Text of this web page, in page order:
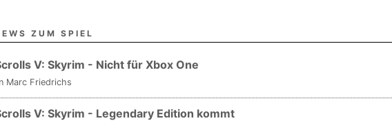
ZUM SPIEL
V: Skyrim - Nicht für Xbox One
Marc Friedrichs
V: Skyrim - Legendary Edition kommt